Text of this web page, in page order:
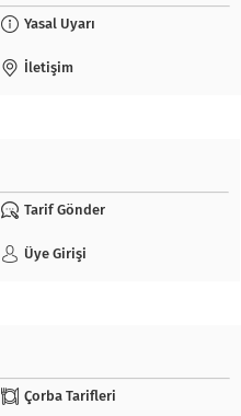
Yasal Uyarı
İletişim
Tarif Gönder
Üye Girişi
Çorba Tarifleri